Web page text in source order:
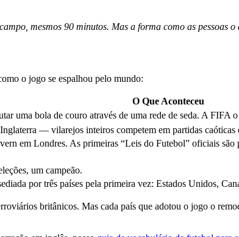
mesmos 90 minutos. Mas a forma como as pessoas
o jogo se espalhou pelo mundo:
O Que Aconteceu
uma bola de couro através de uma rede de seda. A FIFA
— vilarejos inteiros competem em partidas
em Londres. As primeiras “Leis do Futebol” oficiais
um campeão.
por três países pela primeira vez: Estados Unidos,
britânicos. Mas cada país que adotou o jogo o